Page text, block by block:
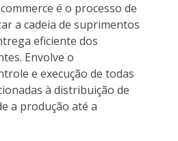
é o processo de
a cadeia de suprimentos
eficiente dos
Envolve o
e execução de todas
à distribuição de
a produção até a